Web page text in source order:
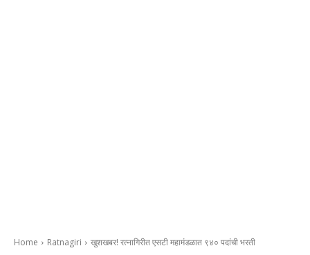
Home Ratnagiri खुशखबर! रत्नागिरीत एसटी महामंडळात ९४० पदांची भरती